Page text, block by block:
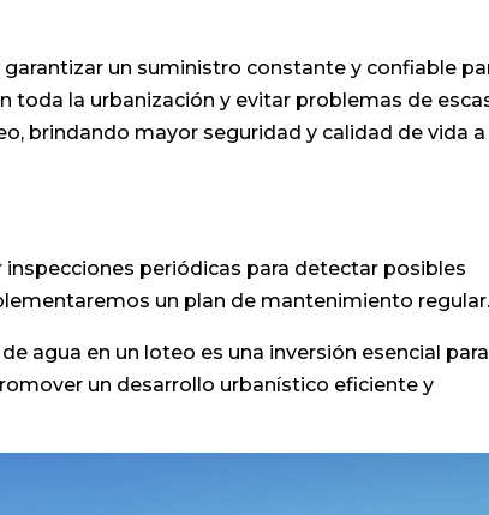
un suministro constante y confiable
toda la urbanización y evitar problemas de
brindando mayor seguridad y calidad de vida
inspecciones periódicas para detectar posibles
un plan de mantenimiento
agua en un loteo es una inversión esencial para
un desarrollo urbanístico eficiente y